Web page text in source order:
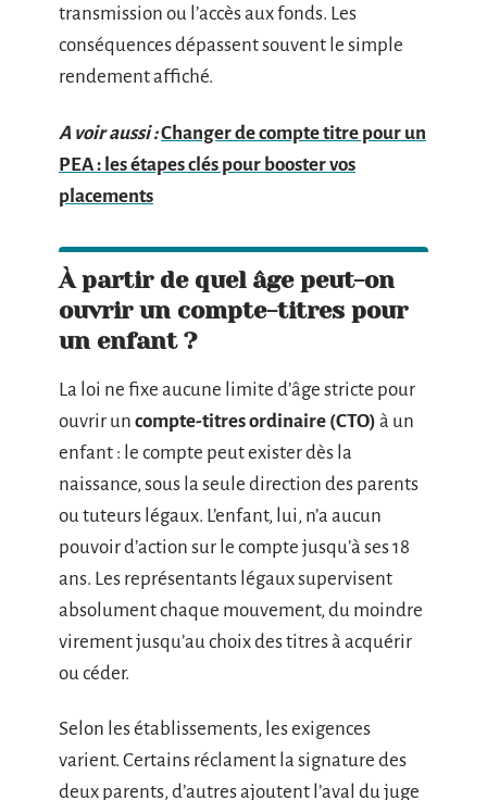
transmission ou l’accès aux fonds. Les
conséquences dépassent souvent le simple
rendement affiché.
A voir aussi :Changer de compte titre pour un
PEA : les étapes clés pour booster vos
placements
À partir de quel âge peut-on
ouvrir un compte-titres pour
un enfant ?
La loi ne fixe aucune limite d’âge stricte pour
ouvrir un compte-titres ordinaire (CTO) à un
enfant : le compte peut exister dès la
naissance, sous la seule direction des parents
ou tuteurs légaux. L’enfant, lui, n’a aucun
pouvoir d’action sur le compte jusqu’à ses 18
ans. Les représentants légaux supervisent
absolument chaque mouvement, du moindre
virement jusqu’au choix des titres à acquérir
ou céder.
Selon les établissements, les exigences
varient. Certains réclament la signature des
deux parents, d’autres ajoutent l’aval du juge